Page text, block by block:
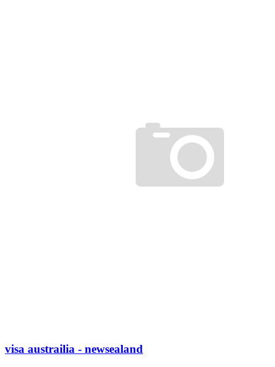
visa austrailia - newsealand